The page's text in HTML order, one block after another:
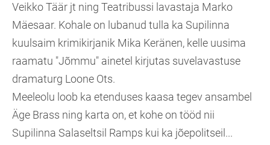
Veikko Täär jt ning Teatribussi lavastaja Marko
Mäesaar. Kohale on lubanud tulla ka Supilinna
kuulsaim krimikirjanik Mika Keränen, kelle uusima
raamatu "Jõmmu" ainetel kirjutas suvelavastuse
dramaturg Loone Ots.
Meeleolu loob ka etenduses kaasa tegev ansambel
Äge Brass ning karta on, et kohe on tööd nii
Supilinna Salaseltsil Ramps kui ka jõepolitseil...